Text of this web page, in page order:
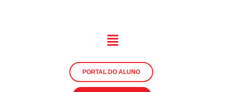
PORTAL DO ALUNO